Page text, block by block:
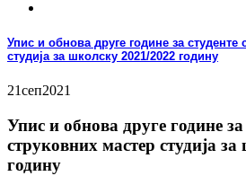
Упис и обнова друге године за студенте
студија за школску 2021/2022 годину
21сеп2021
Упис и обнова друге године за
струковних мастер студија
годину